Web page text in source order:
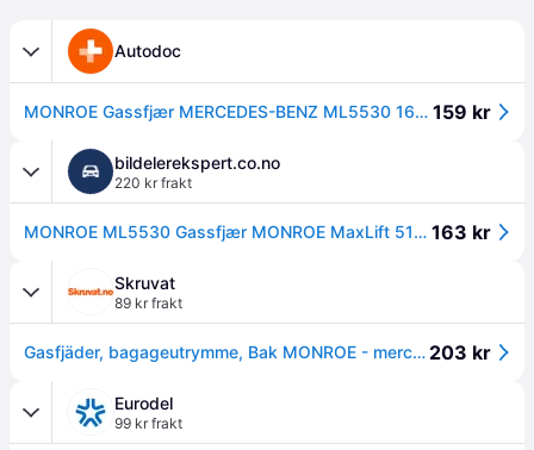
Autodoc
MONROE Gassfjær MERCEDES-BENZ ML5530 1637400345,A1637400345 Bakluke Demper,Gassdemper,Pneumatisk fjær, koffer- / lasterom 159 kr
bildelerekspert.co.no
220 kr frakt
MONROE ML5530 Gassfjær MONROE MaxLift 510N, Lengde: 640mm 163 kr
Skruvat
89 kr frakt
Gasfjäder, bagageutrymme, Bak MONROE - mercedes-benz m-klass [w163] - OE 1637400345 203 kr
Eurodel
99 kr frakt